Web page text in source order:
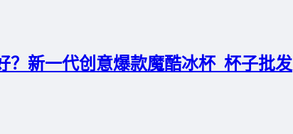
？新一代创意爆款魔酷冰杯_杯子批发